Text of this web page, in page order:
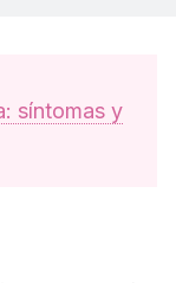
síntomas y